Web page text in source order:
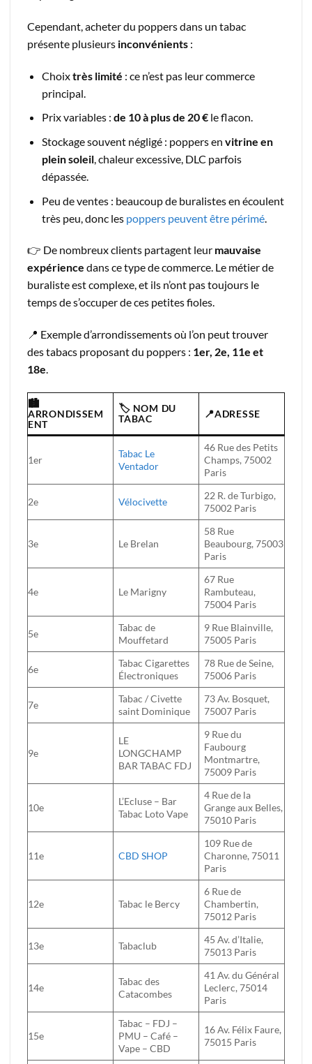
Cependant, acheter du poppers dans un tabac
présente plusieurs inconvénients :
Choixtrès limité : ce n’est pas leur commerce
principal.
Prix variables : de 10 à plus de 20 €le flacon.
Stockage souvent négligé : poppers en vitrine en
plein soleil, chaleur excessive, DLC parfois
dépassée.
Peu de ventes : beaucoup de buralistes en écoulent
très peu, donc les poppers peuvent être périmé.
👉 De nombreux clients partagent leur mauvaise
expérience dans ce type de commerce. Le métier de
buraliste est complexe, et ils n’ont pas toujours le
temps de s’occuper de ces petites fioles.
📍 Exemple d’arrondissements où l’on peut trouver
des tabacs proposant du poppers : 1er, 2e, 11e et
18e.
🏙️
ARRONDISSEM
ENT
🏷️ NOM DU
TABAC
📍ADRESSE
1er
Tabac Le
Ventador
46 Rue des Petits
Champs, 75002
Paris
2e Vélocivette
22 R. de Turbigo,
75002 Paris
3e Le Brelan
58 Rue
Beaubourg, 75003
Paris
4e Le Marigny
67 Rue
Rambuteau,
75004 Paris
5e
Tabac de
Mouffetard
9 Rue Blainville,
75005 Paris
6e
Tabac Cigarettes
Électroniques
78 Rue de Seine,
75006 Paris
7e
Tabac / Civette
saint Dominique
73 Av. Bosquet,
75007 Paris
9e
LE
LONGCHAMP
BAR TABAC FDJ
9 Rue du
Faubourg
Montmartre,
75009 Paris
10e
L’Ecluse – Bar
Tabac Loto Vape
4 Rue de la
Grange aux Belles,
75010 Paris
11e CBD SHOP
109 Rue de
Charonne, 75011
Paris
12e Tabac le Bercy
6 Rue de
Chambertin,
75012 Paris
13e Tabaclub
45 Av. d’Italie,
75013 Paris
14e
Tabac des
Catacombes
41 Av. du Général
Leclerc, 75014
Paris
15e
Tabac – FDJ –
PMU – Café –
Vape – CBD
16 Av. Félix Faure,
75015 Paris